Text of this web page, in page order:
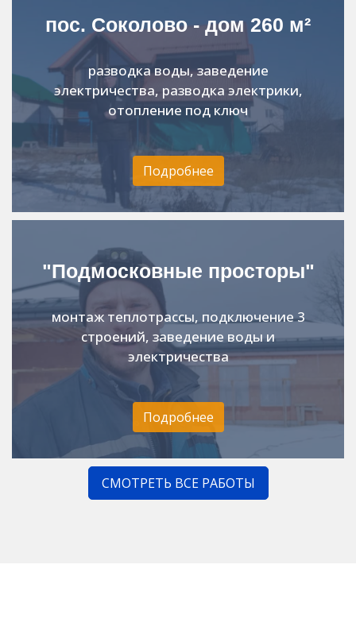
пос. Соколово - дом 260 м²
разводка воды, заведение
электричества, разводка электрики,
отопление под ключ
Подробнее
"Подмосковные просторы"
монтаж теплотрассы, подключение 3
строений, заведение воды и
электричества
Подробнее
СМОТРЕТЬ ВСЕ РАБОТЫ